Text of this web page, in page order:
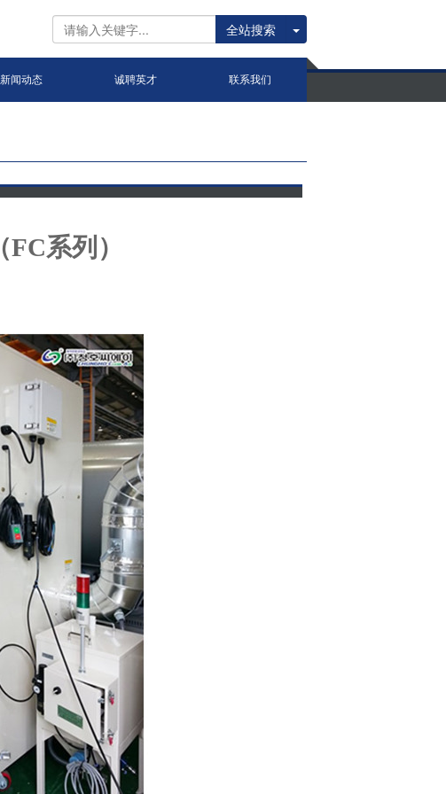
全站搜索
新闻动态 诚聘英才 联系我们
系列）